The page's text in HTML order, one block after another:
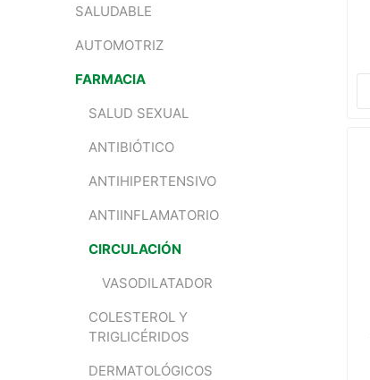
SALUDABLE
AUTOMOTRIZ
FARMACIA
SALUD SEXUAL
ANTIBIÓTICO
ANTIHIPERTENSIVO
ANTIINFLAMATORIO
CIRCULACIÓN
VASODILATADOR
COLESTEROL Y
TRIGLICÉRIDOS
DERMATOLÓGICOS